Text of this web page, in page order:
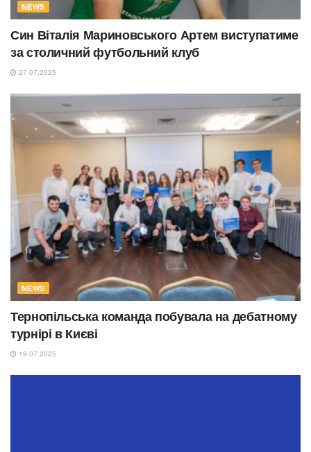
NEWS
Син Віталія Мариновського Артем виступатиме
за столичний футбольний клуб
27.07.2025
NEWS
Тернопільська команда побувала на дебатному
турнірі в Києві
19.07.2025